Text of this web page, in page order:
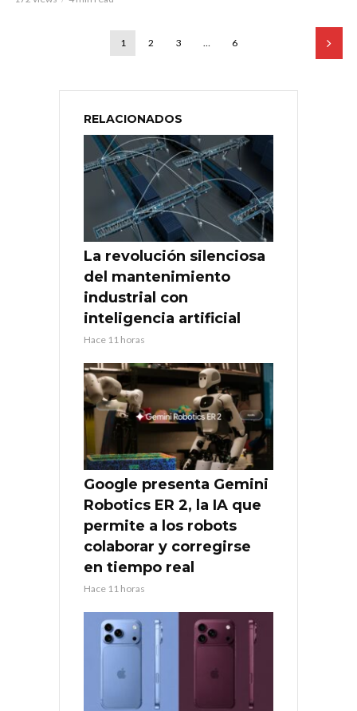
1 2 3 … 6
RELACIONADOS
La revolución silenciosa
del mantenimiento
industrial con
inteligencia artificial
Hace 11 horas
Google presenta Gemini
Robotics ER 2, la IA que
permite a los robots
colaborar y corregirse
en tiempo real
Hace 11 horas